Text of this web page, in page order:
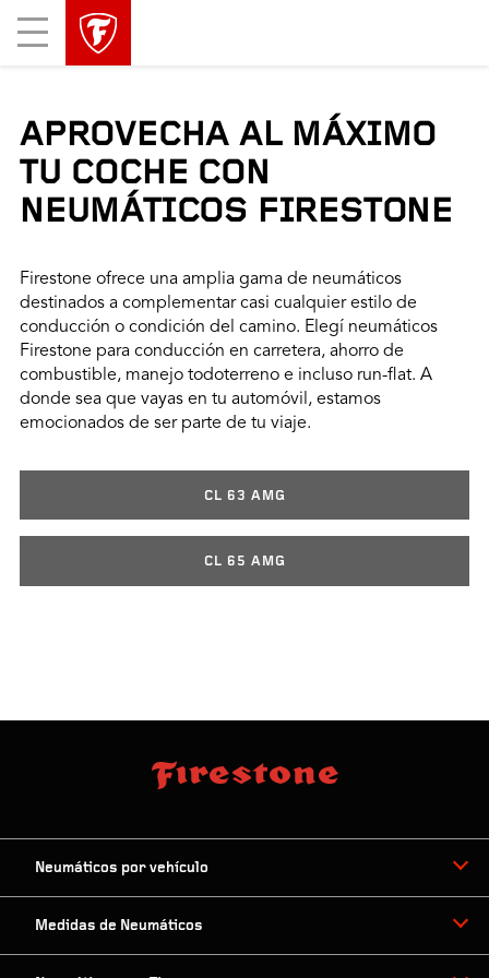
Mobile
Menu
APROVECHA AL MÁXIMO
TU COCHE CON
NEUMÁTICOS FIRESTONE
Firestone ofrece una amplia gama de neumáticos
destinados a complementar casi cualquier estilo de
conducción o condición del camino. Elegí neumáticos
Firestone para conducción en carretera, ahorro de
combustible, manejo todoterreno e incluso run-flat. A
donde sea que vayas en tu automóvil, estamos
emocionados de ser parte de tu viaje.
CL 63 AMG
CL 65 AMG
Neumáticos por vehículo
Medidas de Neumáticos